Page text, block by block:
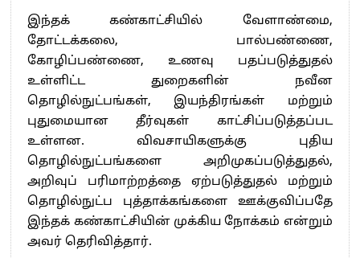
இந்தக் கண்காட்சியில் வேளாண்மை,
தோட்டக்கலை, பால்பண்ணை,
கோழிப்பண்ணை, உணவு பதப்படுத்துதல்
உள்ளிட்ட துறைகளின் நவீன
தொழில்நுட்பங்கள், இயந்திரங்கள் மற்றும்
புதுமையான தீர்வுகள் காட்சிப்படுத்தப்பட
உள்ளன. விவசாயிகளுக்கு புதிய
தொழில்நுட்பங்களை அறிமுகப்படுத்துதல்,
அறிவுப் பரிமாற்றத்தை ஏற்படுத்துதல் மற்றும்
தொழில்நுட்ப புத்தாக்கங்களை ஊக்குவிப்பதே
இந்தக் கண்காட்சியின் முக்கிய நோக்கம் என்றும்
அவர் தெரிவித்தார்.